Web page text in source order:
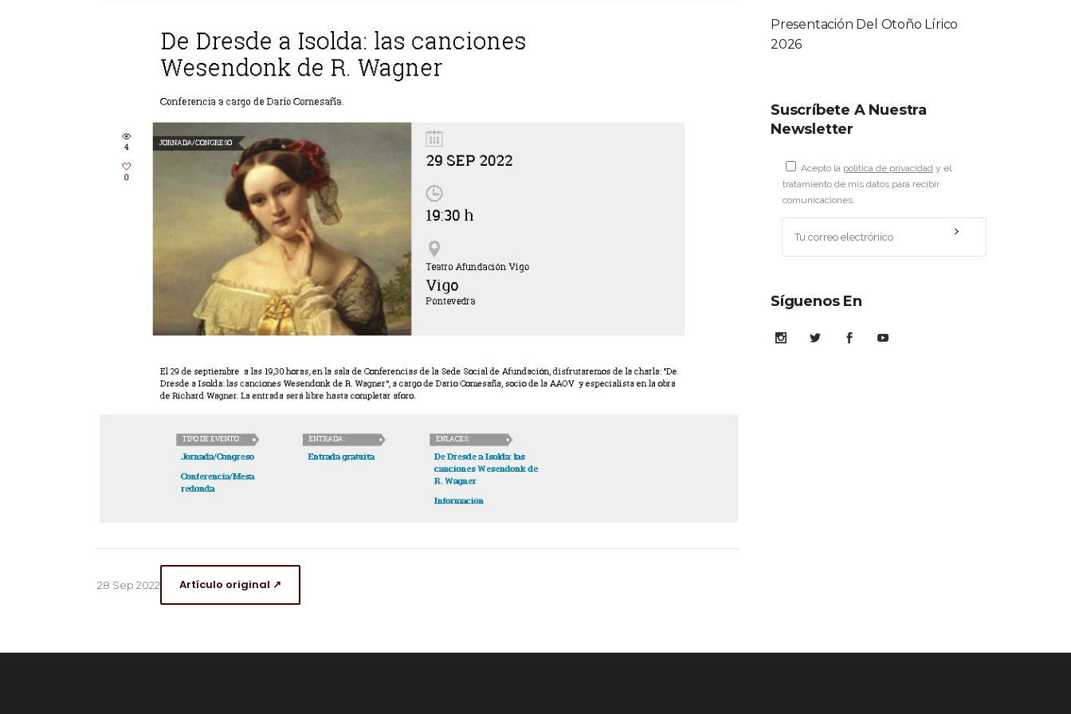
28 Sep 2022 Artículo original ↗
Presentación Del Otoño Lírico
2026
Suscríbete A Nuestra
Newsletter
Acepto la política de privacidad y el
tratamiento de mis datos para recibir
comunicaciones.
Síguenos En